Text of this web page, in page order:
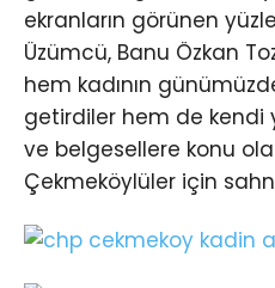
ekranların görünen
Üzümcü, Banu Özkan
hem kadının
getirdiler hem de kendi
ve belgesellere konu
Çekmeköylüler için